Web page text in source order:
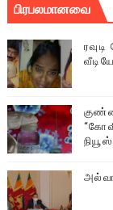
பிரபலமானவை